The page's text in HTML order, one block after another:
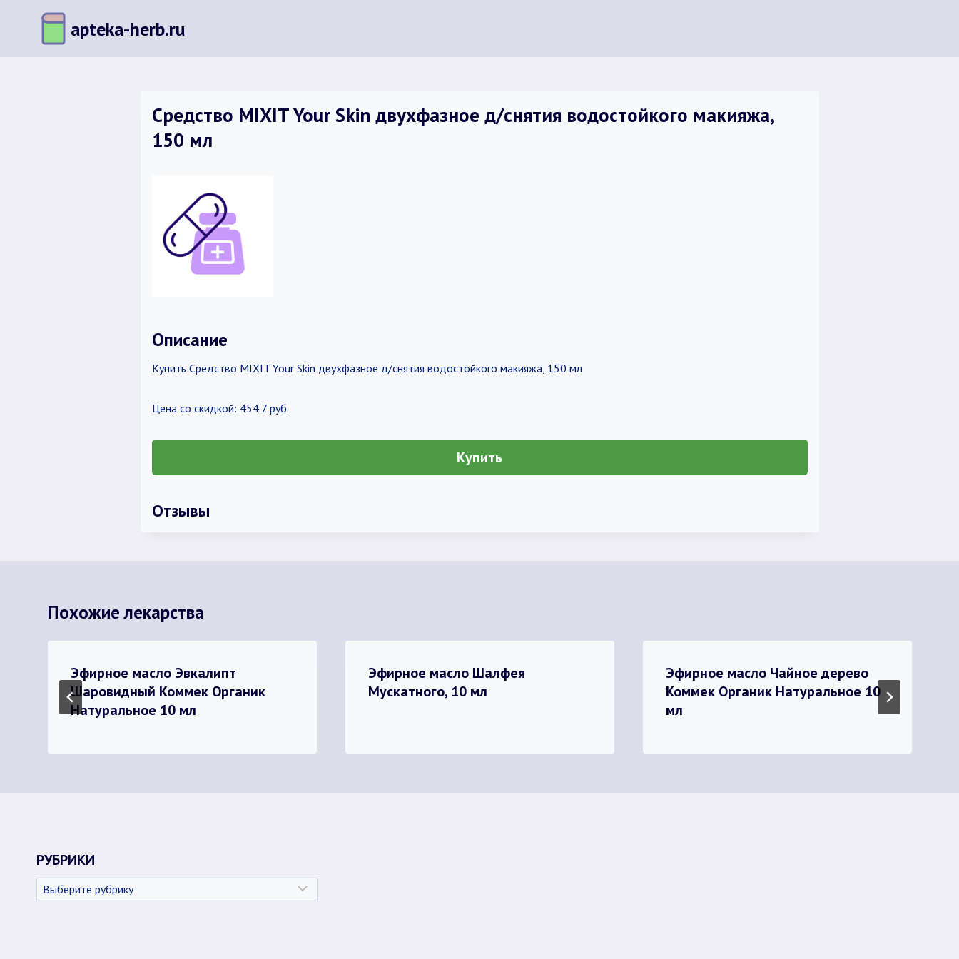
содержимому
apteka-herb.ru
Средство MIXIT Your Skin двухфазное д/снятия водостойкого макияжа,
150 мл
Описание
Купить Средство MIXIT Your Skin двухфазное д/снятия водостойкого макияжа, 150 мл
Цена со скидкой: 454.7 руб.
Купить
Отзывы
Похожие лекарства
Эфирное масло Эвкалипт
Шаровидный Коммек Органик
Натуральное 10 мл
Эфирное масло Шалфея
Мускатного, 10 мл
Эфирное масло Чайное дерево
Коммек Органик Натуральное 10
мл
РУБРИКИ
Рубрики